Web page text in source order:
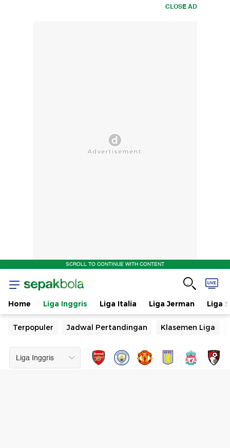
CLOSE AD
SCROLL TO CONTINUE WITH CONTENT
Home Liga Inggris Liga Italia Liga Jerman Liga
Terpopuler Jadwal Pertandingan Klasemen Liga